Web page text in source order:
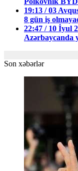
19:13 / 03
8 gün iş
22:47 / 10 İyul
Azərbaycanda
Son xəbərlər